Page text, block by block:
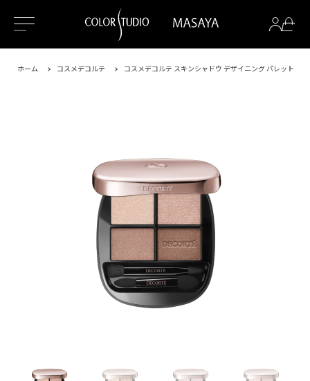
ホーム コスメデコルテ コスメデコルテ スキンシャドウ デザイニング パレット